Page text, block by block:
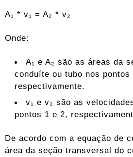
A₁ * v₁ = A₂ * v₂
Onde:
A₁ e A₂ são as áreas da
conduíte ou tubo nos pontos
respectivamente.
v₁ e v₂ são as
pontos 1 e 2,
De acordo com a equação de
área da seção transversal do